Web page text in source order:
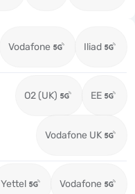
Vodafone Iliad
O2 (UK) EE
Vodafone UK
Yettel Vodafone